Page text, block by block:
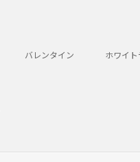
バレンタイン ホワイ